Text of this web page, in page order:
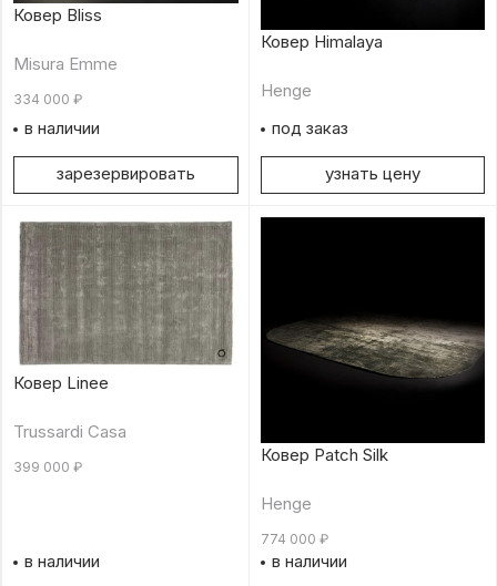
Ковер Bliss
Misura Emme
334 000 ₽
в наличии
зарезервировать
Ковер Himalaya
Henge
под заказ
узнать цену
Ковер Linee
Trussardi Casa
399 000 ₽
в наличии
Ковер Patch Silk
Henge
774 000 ₽
в наличии